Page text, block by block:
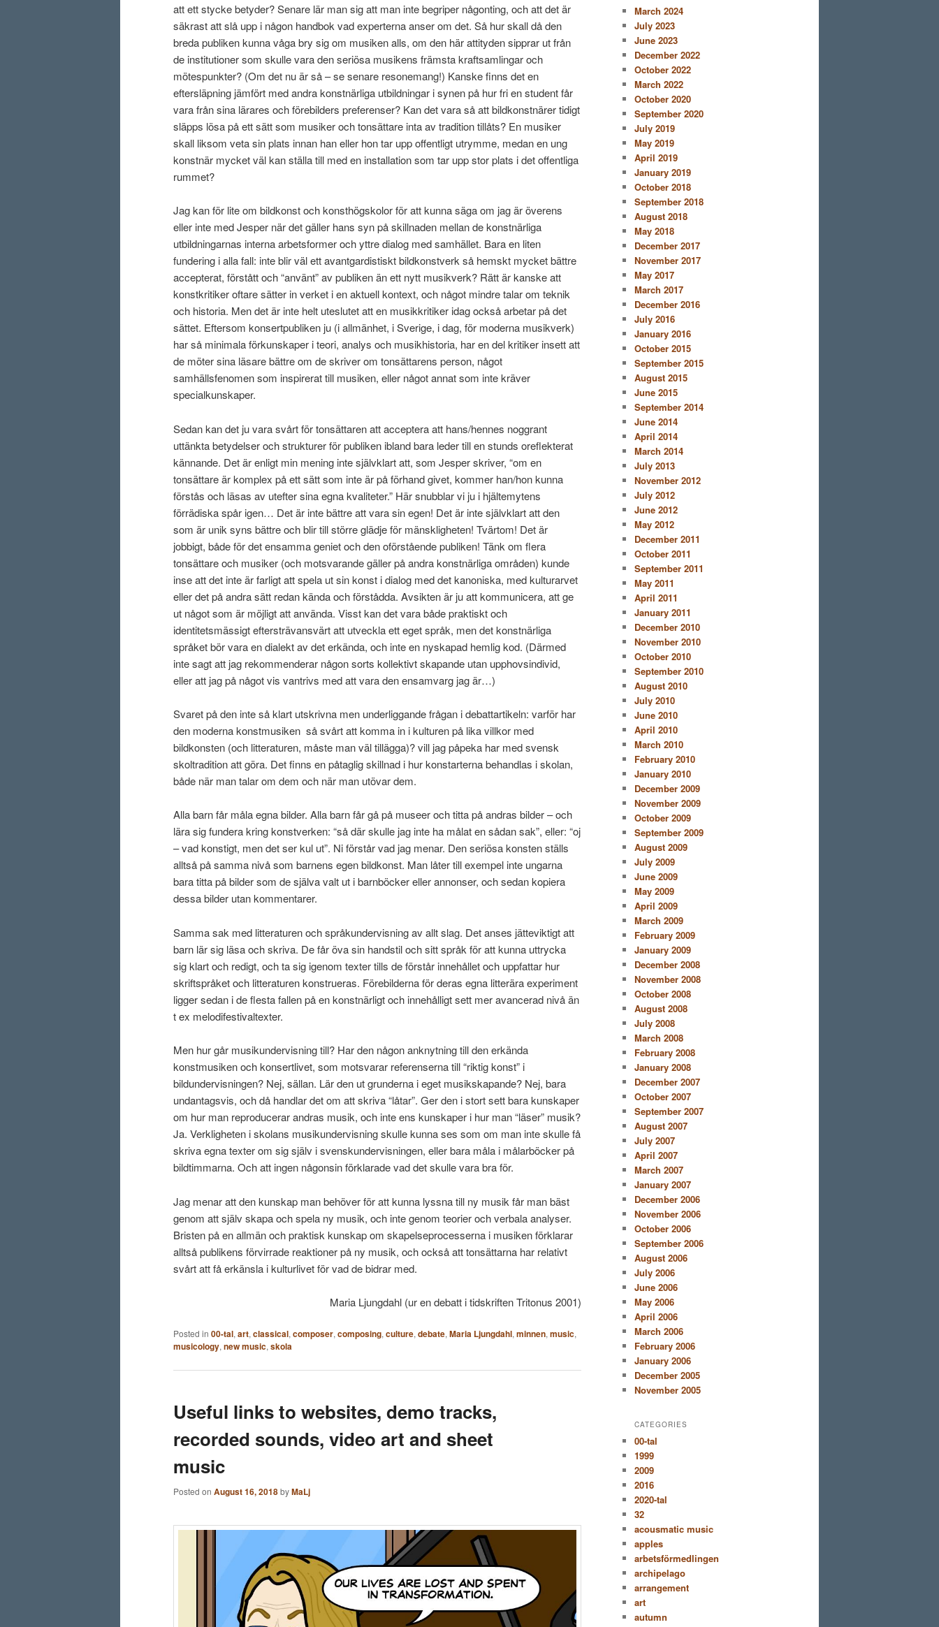
att ett stycke betyder? Senare lär man sig att man inte begriper någonting, och att det är
säkrast att slå upp i någon handbok vad experterna anser om det. Så hur skall då den
breda publiken kunna våga bry sig om musiken alls, om den här attityden sipprar ut från
de institutioner som skulle vara den seriösa musikens främsta kraftsamlingar och
mötespunkter? (Om det nu är så – se senare resonemang!) Kanske finns det en
eftersläpning jämfört med andra konstnärliga utbildningar i synen på hur fri en student får
vara från sina lärares och förebilders preferenser? Kan det vara så att bildkonstnärer tidigt
släpps lösa på ett sätt som musiker och tonsättare inta av tradition tillåts? En musiker
skall liksom veta sin plats innan han eller hon tar upp offentligt utrymme, medan en ung
konstnär mycket väl kan ställa till med en installation som tar upp stor plats i det offentliga
rummet?
Jag kan för lite om bildkonst och konsthögskolor för att kunna säga om jag är överens
eller inte med Jesper när det gäller hans syn på skillnaden mellan de konstnärliga
utbildningarnas interna arbetsformer och yttre dialog med samhället. Bara en liten
fundering i alla fall: inte blir väl ett avantgardistiskt bildkonstverk så hemskt mycket bättre
accepterat, förstått och “använt” av publiken än ett nytt musikverk? Rätt är kanske att
konstkritiker oftare sätter in verket i en aktuell kontext, och något mindre talar om teknik
och historia. Men det är inte helt uteslutet att en musikkritiker idag också arbetar på det
sättet. Eftersom konsertpubliken ju (i allmänhet, i Sverige, i dag, för moderna musikverk)
har så minimala förkunskaper i teori, analys och musikhistoria, har en del kritiker insett att
de möter sina läsare bättre om de skriver om tonsättarens person, något
samhällsfenomen som inspirerat till musiken, eller något annat som inte kräver
specialkunskaper.
Sedan kan det ju vara svårt för tonsättaren att acceptera att hans/hennes noggrant
uttänkta betydelser och strukturer för publiken ibland bara leder till en stunds oreflekterat
kännande. Det är enligt min mening inte självklart att, som Jesper skriver, “om en
tonsättare är komplex på ett sätt som inte är på förhand givet, kommer han/hon kunna
förstås och läsas av utefter sina egna kvaliteter.” Här snubblar vi ju i hjältemytens
förrädiska spår igen… Det är inte bättre att vara sin egen! Det är inte självklart att den
som är unik syns bättre och blir till större glädje för mänskligheten! Tvärtom! Det är
jobbigt, både för det ensamma geniet och den oförstående publiken! Tänk om flera
tonsättare och musiker (och motsvarande gäller på andra konstnärliga områden) kunde
inse att det inte är farligt att spela ut sin konst i dialog med det kanoniska, med kulturarvet
eller det på andra sätt redan kända och förstådda. Avsikten är ju att kommunicera, att ge
ut något som är möjligt att använda. Visst kan det vara både praktiskt och
identitetsmässigt eftersträvansvärt att utveckla ett eget språk, men det konstnärliga
språket bör vara en dialekt av det erkända, och inte en nyskapad hemlig kod. (Därmed
inte sagt att jag rekommenderar någon sorts kollektivt skapande utan upphovsindivid,
eller att jag på något vis vantrivs med att vara den ensamvarg jag är…)
Svaret på den inte så klart utskrivna men underliggande frågan i debattartikeln: varför har
den moderna konstmusiken så svårt att komma in i kulturen på lika villkor med
bildkonsten (och litteraturen, måste man väl tillägga)? vill jag påpeka har med svensk
skoltradition att göra. Det finns en påtaglig skillnad i hur konstarterna behandlas i skolan,
både när man talar om dem och när man utövar dem.
Alla barn får måla egna bilder. Alla barn får gå på museer och titta på andras bilder – och
lära sig fundera kring konstverken: “så där skulle jag inte ha målat en sådan sak”, eller: “oj
– vad konstigt, men det ser kul ut”. Ni förstår vad jag menar. Den seriösa konsten ställs
alltså på samma nivå som barnens egen bildkonst. Man låter till exempel inte ungarna
bara titta på bilder som de själva valt ut i barnböcker eller annonser, och sedan kopiera
dessa bilder utan kommentarer.
Samma sak med litteraturen och språkundervisning av allt slag. Det anses jätteviktigt att
barn lär sig läsa och skriva. De får öva sin handstil och sitt språk för att kunna uttrycka
sig klart och redigt, och ta sig igenom texter tills de förstår innehållet och uppfattar hur
skriftspråket och litteraturen konstrueras. Förebilderna för deras egna litterära experiment
ligger sedan i de flesta fallen på en konstnärligt och innehålligt sett mer avancerad nivå än
t ex melodifestivaltexter.
Men hur går musikundervisning till? Har den någon anknytning till den erkända
konstmusiken och konsertlivet, som motsvarar referenserna till “riktig konst” i
bildundervisningen? Nej, sällan. Lär den ut grunderna i eget musikskapande? Nej, bara
undantagsvis, och då handlar det om att skriva “låtar”. Ger den i stort sett bara kunskaper
om hur man reproducerar andras musik, och inte ens kunskaper i hur man “läser” musik?
Ja. Verkligheten i skolans musikundervisning skulle kunna ses som om man inte skulle få
skriva egna texter om sig själv i svenskundervisningen, eller bara måla i målarböcker på
bildtimmarna. Och att ingen någonsin förklarade vad det skulle vara bra för.
Jag menar att den kunskap man behöver för att kunna lyssna till ny musik får man bäst
genom att själv skapa och spela ny musik, och inte genom teorier och verbala analyser.
Bristen på en allmän och praktisk kunskap om skapelseprocesserna i musiken förklarar
alltså publikens förvirrade reaktioner på ny musik, och också att tonsättarna har relativt
svårt att få erkänsla i kulturlivet för vad de bidrar med.
Maria Ljungdahl (ur en debatt i tidskriften Tritonus 2001)
Posted in 00-tal, art, classical, composer, composing, culture, debate, Maria Ljungdahl, minnen, music,
musicology, new music, skola
Useful links to websites, demo tracks,
recorded sounds, video art and sheet
music
Posted on August 16, 2018byMaLj
March 2024
July 2023
June 2023
December 2022
October 2022
March 2022
October 2020
September 2020
July 2019
May 2019
April 2019
January 2019
October 2018
September 2018
August 2018
May 2018
December 2017
November 2017
May 2017
March 2017
December 2016
July 2016
January 2016
October 2015
September 2015
August 2015
June 2015
September 2014
June 2014
April 2014
March 2014
July 2013
November 2012
July 2012
June 2012
May 2012
December 2011
October 2011
September 2011
May 2011
April 2011
January 2011
December 2010
November 2010
October 2010
September 2010
August 2010
July 2010
June 2010
April 2010
March 2010
February 2010
January 2010
December 2009
November 2009
October 2009
September 2009
August 2009
July 2009
June 2009
May 2009
April 2009
March 2009
February 2009
January 2009
December 2008
November 2008
October 2008
August 2008
July 2008
March 2008
February 2008
January 2008
December 2007
October 2007
September 2007
August 2007
July 2007
April 2007
March 2007
January 2007
December 2006
November 2006
October 2006
September 2006
August 2006
July 2006
June 2006
May 2006
April 2006
March 2006
February 2006
January 2006
December 2005
November 2005
CATEGORIES
00-tal
1999
2009
2016
2020-tal
32
acousmatic music
apples
arbetsförmedlingen
archipelago
arrangement
art
autumn